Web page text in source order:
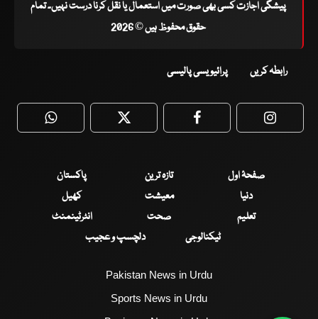
پیشگی اجازت کسی بھی صورت میں استعمال یا نقل کرنا درست نہیں۔ تمام
حقوق محفوظ ہیں © 2026
رابطہ کریں پرائیویسی پالیسی
WhatsApp Twitter Facebook
صفحۂ اول تازہ ترین
پاکستان
دنیا
معیشت
کھیل
تعلیم
صحت
انٹرٹینمنٹ
ٹیکنالوجی
دلچسپ و عجیب
Pakistan News in Urdu
Sports News in Urdu